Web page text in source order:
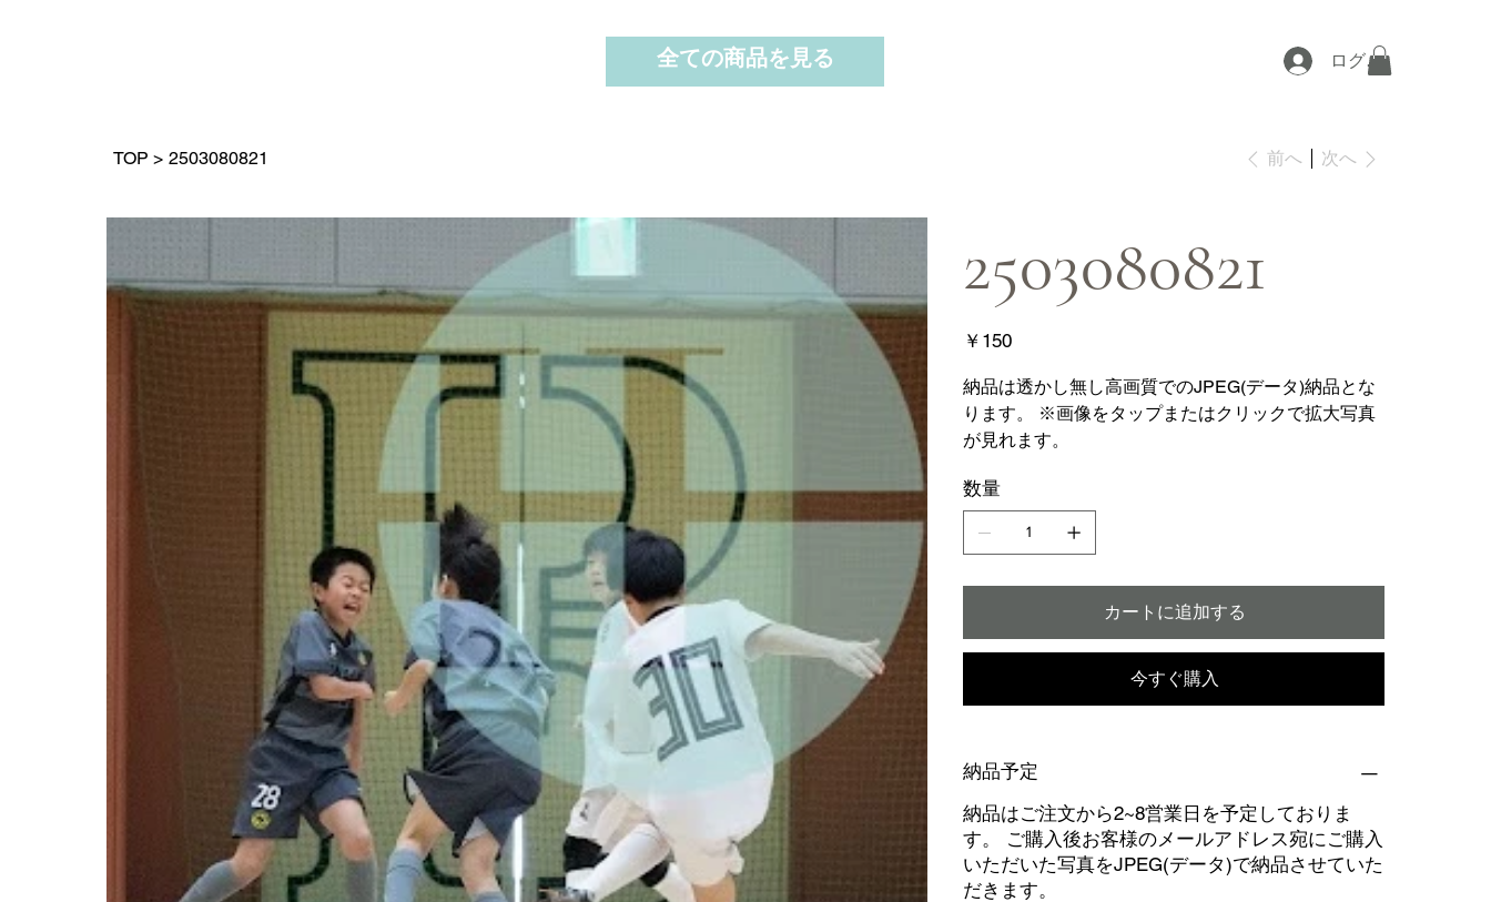
ログイン
全ての商品を見る
TOP > 2503080821 前へ 次へ
2503080821
価
格
￥150
納品は透かし無し高画質でのJPEG(データ)納品とな
ります。 ※画像をタップまたはクリックで拡大写真
が見れます。
数量
カートに追加する
今すぐ購入
納品予定
納品はご注文から2~8営業日を予定しておりま
す。 ご購入後お客様のメールアドレス宛にご購入
いただいた写真をJPEG(データ)で納品させていた
だきます。